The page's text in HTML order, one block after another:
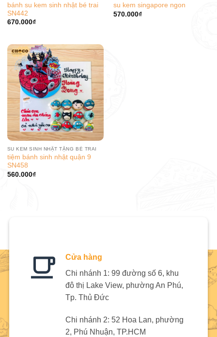
bánh su kem sinh nhật bé trai
SN442
670.000₫
su kem singapore ngon
570.000₫
SU KEM SINH NHẬT TẶNG BÉ TRAI
tiệm bánh sinh nhật quận 9
SN458
560.000₫
Cửa hàng
Chi nhánh 1: 99 đường số 6, khu
đô thị Lake View, phường An Phú,
Tp. Thủ Đức
Chi nhánh 2: 52 Hoa Lan, phường
2, Phú Nhuận, TP.HCM